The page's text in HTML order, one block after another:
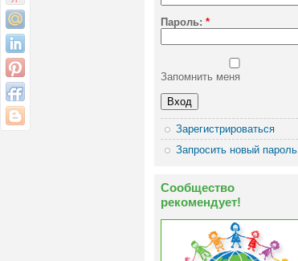
Пароль: *
Запомнить меня
Зарегистрироваться
Запросить новый пароль
Сообщество
рекомендует!